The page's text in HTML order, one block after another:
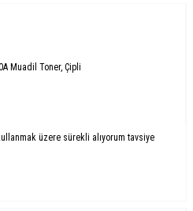
Muadil Toner, Çipli
üzere sürekli alıyorum tavsiye